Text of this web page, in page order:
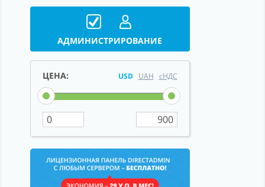
АДМИНИСТРИРОВАНИЕ
ЦЕНА: USD UAH сНДС